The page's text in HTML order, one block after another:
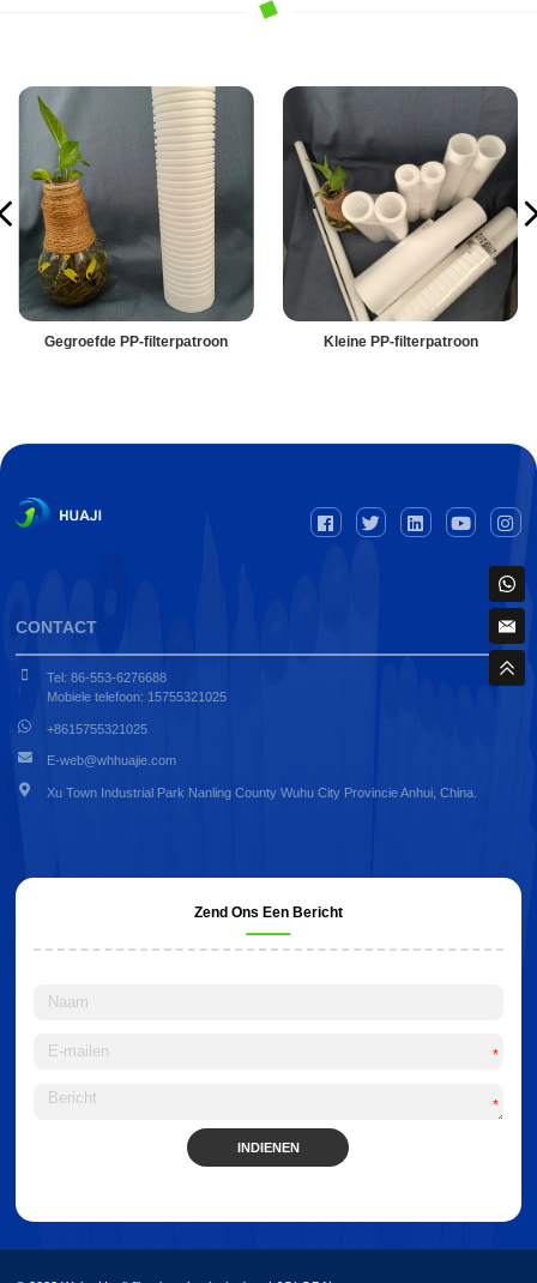
Gegroefde PP-filterpatroon Kleine PP-filterpatroon
CONTACT
Tel: 86-553-6276688
Mobiele telefoon: 15755321025
+8615755321025
E-web@whhuajie.com
Xu Town Industrial Park Nanling County Wuhu City Provincie Anhui, China.
Zend Ons Een Bericht
*
*
INDIENEN